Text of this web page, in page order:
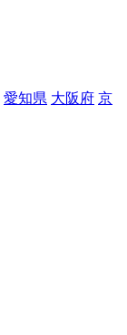
愛知県 大阪府 京